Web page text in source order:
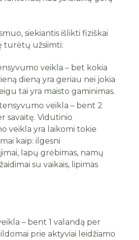
siekiantis išlikti fiziškai
turėtų užsiimti:
veikla – bet kokia
dieną yra geriau nei jokia
tai yra maisto gaminimas.
veikla – bent 2
savaitę. Vidutinio
veikla yra laikomi tokie
kaip: ilgesni
lapų grėbimas, namų
su vaikais, lipimas
– bent 1 valandą per
prie aktyviai leidžiamo